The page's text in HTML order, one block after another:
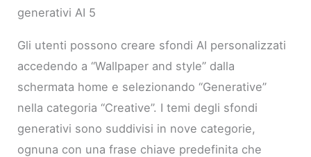
generativi AI 5
Gli utenti possono creare sfondi AI personalizzati
accedendo a “Wallpaper and style” dalla
schermata home e selezionando “Generative”
nella categoria “Creative”. I temi degli sfondi
generativi sono suddivisi in nove categorie,
ognuna con una frase chiave predefinita che